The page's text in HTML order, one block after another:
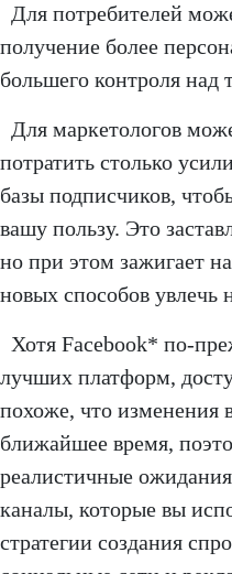
Для потребителей
получение более
большего контроля над
Для маркетологов
потратить столько
базы подписчиков,
вашу пользу. Это
но при этом зажигает
новых способов увлечь
Хотя Facebook* по-
лучших платформ,
похоже, что изменения
ближайшее время,
реалистичные
каналы, которые вы
стратегии создания